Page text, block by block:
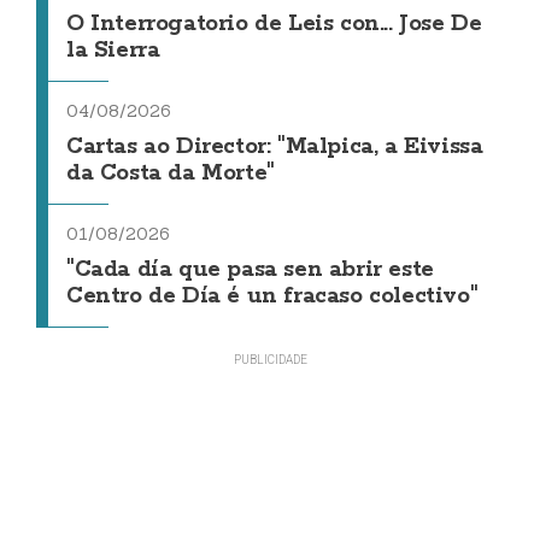
O Interrogatorio de Leis con... Jose De
la Sierra
04/08/2026
Cartas ao Director: "Malpica, a Eivissa
da Costa da Morte"
01/08/2026
"Cada día que pasa sen abrir este
Centro de Día é un fracaso colectivo"